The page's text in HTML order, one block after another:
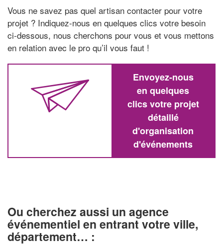
Vous ne savez pas quel artisan contacter pour votre
projet ? Indiquez-nous en quelques clics votre besoin
ci-dessous, nous cherchons pour vous et vous mettons
en relation avec le pro qu’il vous faut !
Envoyez-nous
en quelques
clics votre projet
détaillé
d'organisation
d'événements
Ou cherchez aussi un agence
événementiel en entrant votre ville,
département… :